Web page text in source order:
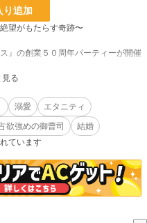
り追加
望がもたらす奇跡〜
』の創業５０周年パーティーが開催
拶を聞いていた。
太の口から、別の女性との婚約が発
を後にする。
溺愛
エタニティ
欲強めの御曹司
結婚
ています